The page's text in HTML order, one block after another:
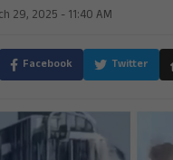
29, 2025 - 11:40 AM
Facebook Twitter